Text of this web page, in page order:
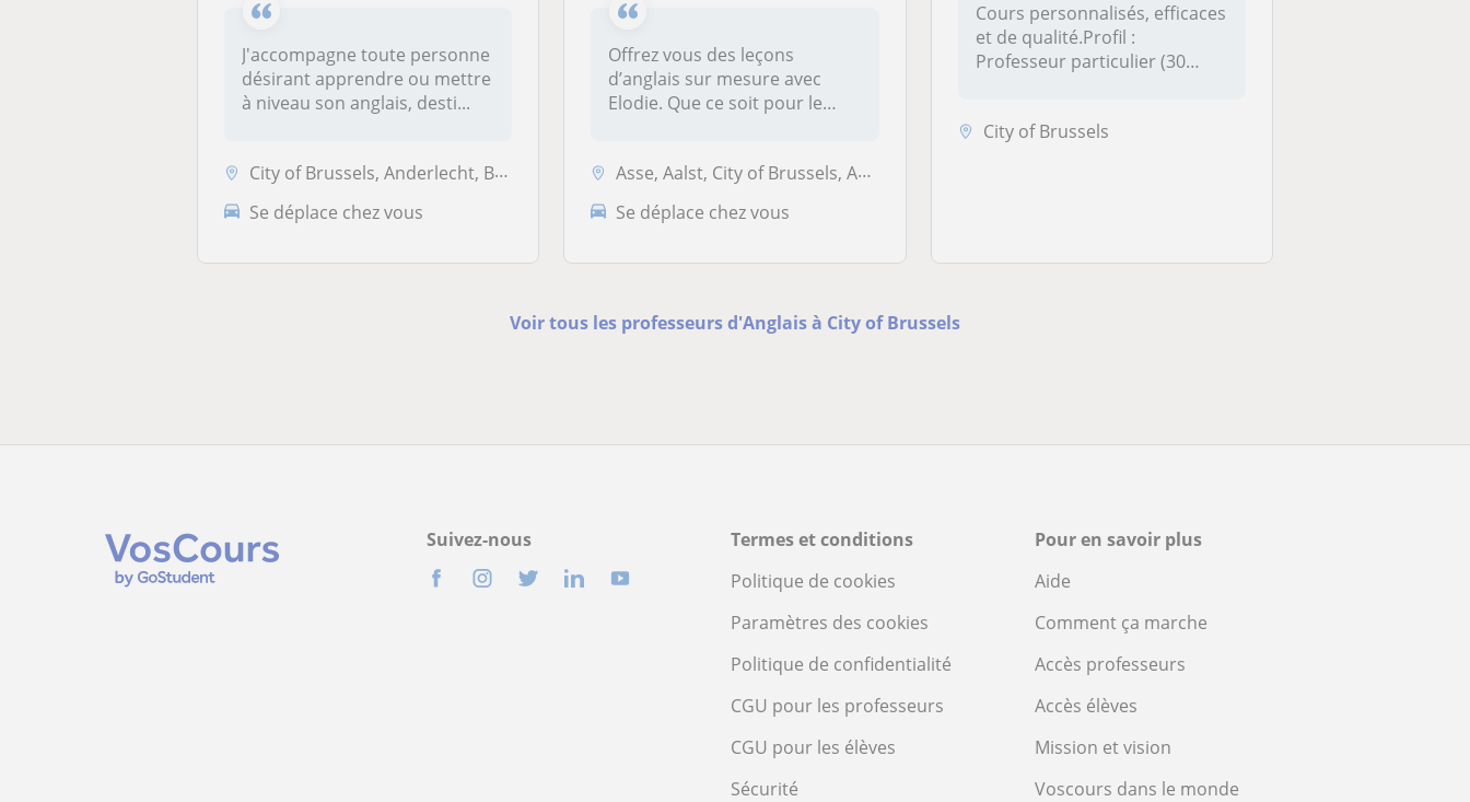
J'accompagne toute personne
désirant apprendre ou mettre
à niveau son anglais, desti...
City of Brussels, Anderlecht, Beersel, Drogenbos, Ixelles, Linkebeek, ...
Se déplace chez vous
Offrez vous des leçons
d’anglais sur mesure avec
Elodie. Que ce soit pour le
Asse, Aalst, City of Brussels, Affligem, Ganshoren, Merchtem, Opwijk, ...
Se déplace chez vous
Cours personnalisés, efficaces
et de qualité.Profil :
Professeur particulier (30
City of Brussels
Voir tous les professeurs d'Anglais à City of Brussels
Suivez-nous
Termes et conditions
Politique de cookies
Paramètres des cookies
Politique de confidentialité
CGU pour les professeurs
CGU pour les élèves
Sécurité
Pour en savoir plus
Aide
Comment ça marche
Accès professeurs
Accès élèves
Mission et vision
Voscours dans le monde